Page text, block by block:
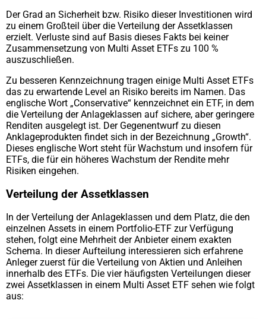
Der Grad an Sicherheit bzw. Risiko dieser Investitionen wird
zu einem Großteil über die Verteilung der Assetklassen
erzielt. Verluste sind auf Basis dieses Fakts bei keiner
Zusammensetzung von Multi Asset ETFs zu 100 %
auszuschließen.
Zu besseren Kennzeichnung tragen einige Multi Asset ETFs
das zu erwartende Level an Risiko bereits im Namen. Das
englische Wort „Conservative“ kennzeichnet ein ETF, in dem
die Verteilung der Anlageklassen auf sichere, aber geringere
Renditen ausgelegt ist. Der Gegenentwurf zu diesen
Anklageprodukten findet sich in der Bezeichnung „Growth“.
Dieses englische Wort steht für Wachstum und insofern für
ETFs, die für ein höheres Wachstum der Rendite mehr
Risiken eingehen.
Verteilung der Assetklassen
In der Verteilung der Anlageklassen und dem Platz, die den
einzelnen Assets in einem Portfolio-ETF zur Verfügung
stehen, folgt eine Mehrheit der Anbieter einem exakten
Schema. In dieser Aufteilung interessieren sich erfahrene
Anleger zuerst für die Verteilung von Aktien und Anleihen
innerhalb des ETFs. Die vier häufigsten Verteilungen dieser
zwei Assetklassen in einem Multi Asset ETF sehen wie folgt
aus: